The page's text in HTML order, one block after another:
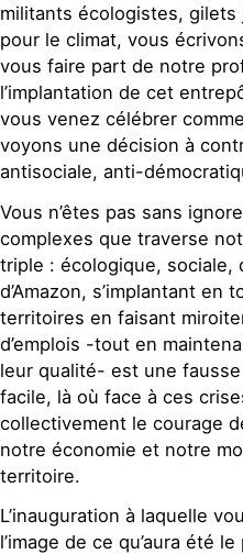
militants écologistes, gilets
pour le climat, vous
vous faire part de notre
l’implantation de cet
vous venez célébrer
voyons une décision à
antisociale, anti-
Vous n’êtes pas sans
complexes que traverse
triple : écologique, sociale,
d’Amazon, s’implantant en
territoires en faisant
d’emplois -tout en
leur qualité- est une
facile, là où face à ces
collectivement le courage
notre économie et notre
territoire.
L’inauguration à laquelle
l’image de ce qu’aura été